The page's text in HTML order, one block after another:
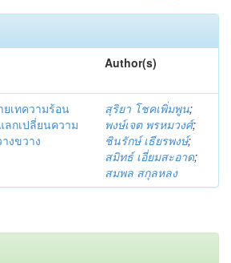
Author(s)
ยเทความร้อน
ลกเปลี่ยนความ
งขวาง
สุริยา โชคเพิ่มพูน;
พงษ์เจต พรหมวงศ์;
ชินรักษ์ เธียรพงษ์;
สมิทธ์ เอี่ยมสะอาด;
สมพล สกุลหลง